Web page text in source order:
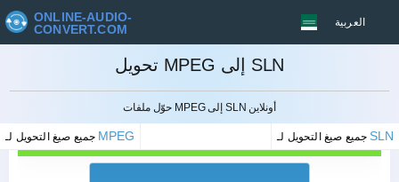
ONLINE-AUDIO-
CONVERT.COM
العربية
تحويل MPEG إلى SLN
حوّل ملفات MPEG إلى SLN أونلاين
MPEG SLN
إلغاء